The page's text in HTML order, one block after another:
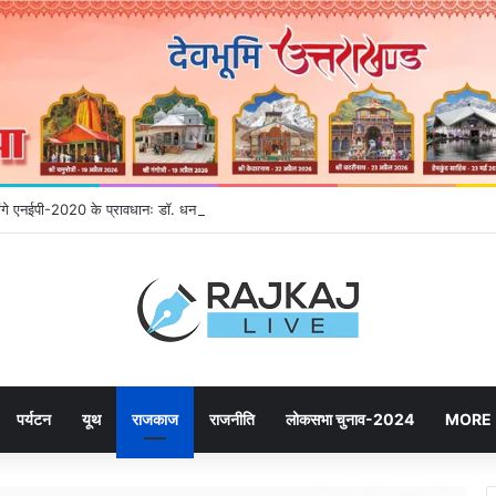
एनईपी-2020 के प्रावधानः डाॅ. धन सिंह रावत
पर्यटन यूथ राजकाज राजनीति लोकसभा चुनाव-2024 MORE